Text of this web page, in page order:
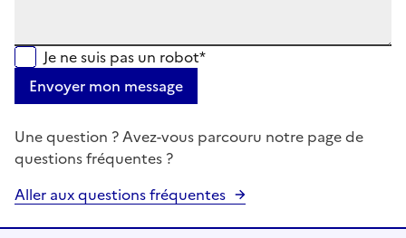
Je ne suis pas un robot*
Envoyer mon message
Une question ? Avez-vous parcouru notre page de
questions fréquentes ?
Aller aux questions fréquentes